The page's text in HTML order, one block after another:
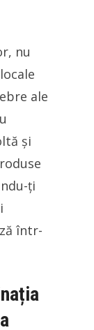
nu
ale
și
ți
într-